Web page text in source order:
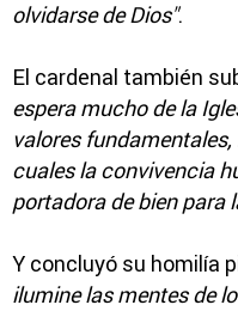
olvidarse de Dios".
El cardenal también
espera mucho de la
valores
cuales la convivencia
portadora de bien para
Y concluyó su homilía
ilumine las mentes de